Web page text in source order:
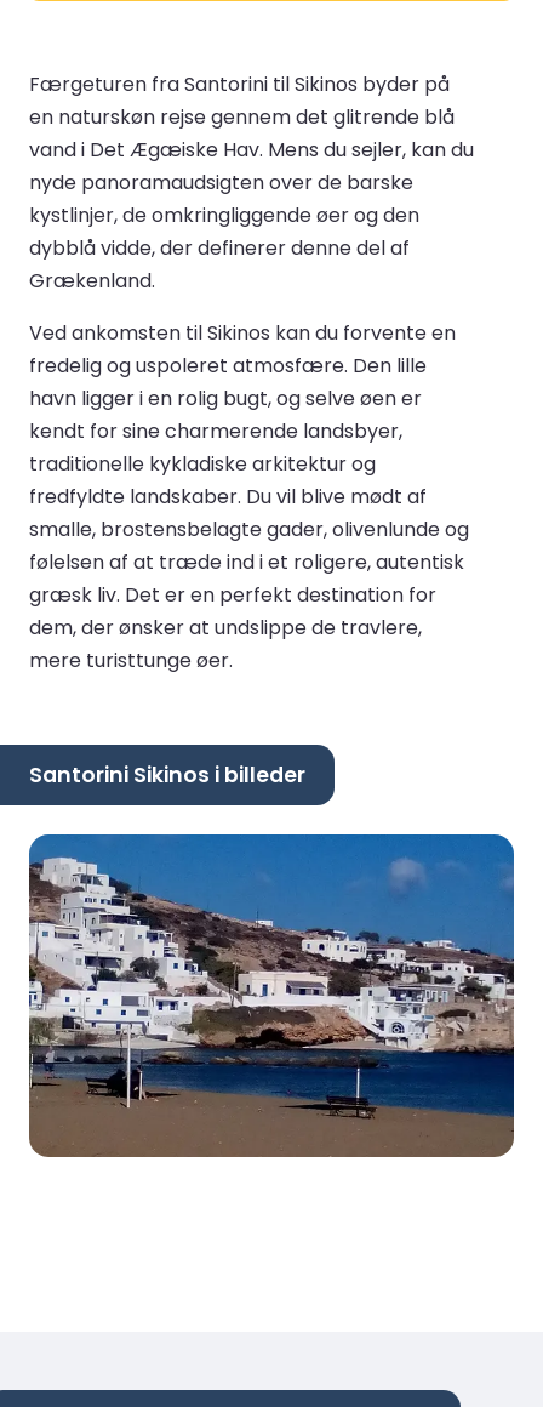
Færgeturen fra Santorini til Sikinos byder på
en naturskøn rejse gennem det glitrende blå
vand i Det Ægæiske Hav. Mens du sejler, kan du
nyde panoramaudsigten over de barske
kystlinjer, de omkringliggende øer og den
dybblå vidde, der definerer denne del af
Grækenland.
Ved ankomsten til Sikinos kan du forvente en
fredelig og uspoleret atmosfære. Den lille
havn ligger i en rolig bugt, og selve øen er
kendt for sine charmerende landsbyer,
traditionelle kykladiske arkitektur og
fredfyldte landskaber. Du vil blive mødt af
smalle, brostensbelagte gader, olivenlunde og
følelsen af at træde ind i et roligere, autentisk
græsk liv. Det er en perfekt destination for
dem, der ønsker at undslippe de travlere,
mere turisttunge øer.
Santorini Sikinos i billeder